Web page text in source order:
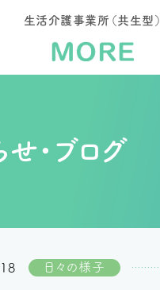
生活介護事業所（共生型）
せ・ブログ
日々の様子